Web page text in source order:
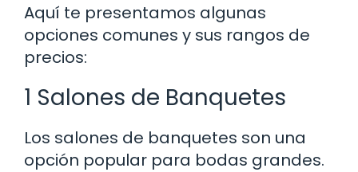
Aquí te presentamos algunas
opciones comunes y sus rangos de
precios:
1 Salones de Banquetes
Los salones de banquetes son una
opción popular para bodas grandes.